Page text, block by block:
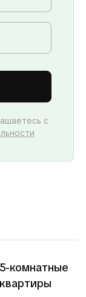
с
5-комнатные
квартиры